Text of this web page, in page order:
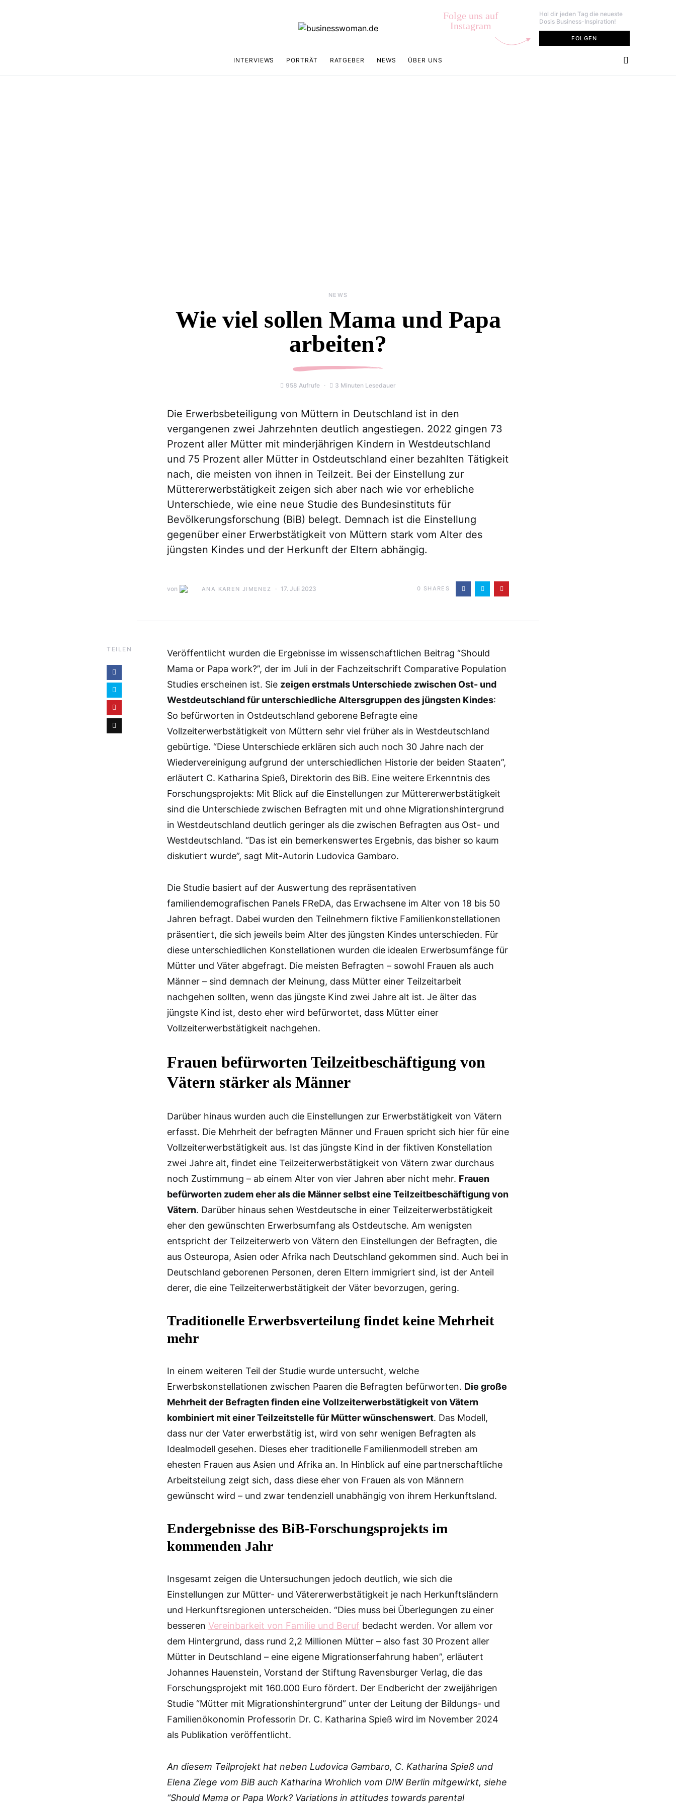
Folge uns auf
Instagram
Hol dir jeden Tag die neueste
Dosis Business-Inspiration!
FOLGEN
INTERVIEWS PORTRÄT RATGEBER NEWS ÜBER UNS
NEWS
Wie viel sollen Mama und Papa
arbeiten?
958 Aufrufe 3 Minuten Lesedauer
Die Erwerbsbeteiligung von Müttern in Deutschland ist in den
vergangenen zwei Jahrzehnten deutlich angestiegen. 2022 gingen 73
Prozent aller Mütter mit minderjährigen Kindern in Westdeutschland
und 75 Prozent aller Mütter in Ostdeutschland einer bezahlten Tätigkeit
nach, die meisten von ihnen in Teilzeit. Bei der Einstellung zur
Müttererwerbstätigkeit zeigen sich aber nach wie vor erhebliche
Unterschiede, wie eine neue Studie des Bundesinstituts für
Bevölkerungsforschung (BiB) belegt. Demnach ist die Einstellung
gegenüber einer Erwerbstätigkeit von Müttern stark vom Alter des
jüngsten Kindes und der Herkunft der Eltern abhängig.
von ANA KAREN JIMENEZ 17. Juli 2023 0 SHARES
TEILEN
Veröffentlicht wurden die Ergebnisse im wissenschaftlichen Beitrag “Should
Mama or Papa work?”, der im Juli in der Fachzeitschrift Comparative Population
Studies erscheinen ist. Sie zeigen erstmals Unterschiede zwischen Ost- und
Westdeutschland für unterschiedliche Altersgruppen des jüngsten Kindes:
So befürworten in Ostdeutschland geborene Befragte eine
Vollzeiterwerbstätigkeit von Müttern sehr viel früher als in Westdeutschland
gebürtige. “Diese Unterschiede erklären sich auch noch 30 Jahre nach der
Wiedervereinigung aufgrund der unterschiedlichen Historie der beiden Staaten”,
erläutert C. Katharina Spieß, Direktorin des BiB. Eine weitere Erkenntnis des
Forschungsprojekts: Mit Blick auf die Einstellungen zur Müttererwerbstätigkeit
sind die Unterschiede zwischen Befragten mit und ohne Migrationshintergrund
in Westdeutschland deutlich geringer als die zwischen Befragten aus Ost- und
Westdeutschland. “Das ist ein bemerkenswertes Ergebnis, das bisher so kaum
diskutiert wurde”, sagt Mit-Autorin Ludovica Gambaro.
Die Studie basiert auf der Auswertung des repräsentativen
familiendemografischen Panels FReDA, das Erwachsene im Alter von 18 bis 50
Jahren befragt. Dabei wurden den Teilnehmern fiktive Familienkonstellationen
präsentiert, die sich jeweils beim Alter des jüngsten Kindes unterschieden. Für
diese unterschiedlichen Konstellationen wurden die idealen Erwerbsumfänge für
Mütter und Väter abgefragt. Die meisten Befragten – sowohl Frauen als auch
Männer – sind demnach der Meinung, dass Mütter einer Teilzeitarbeit
nachgehen sollten, wenn das jüngste Kind zwei Jahre alt ist. Je älter das
jüngste Kind ist, desto eher wird befürwortet, dass Mütter einer
Vollzeiterwerbstätigkeit nachgehen.
Frauen befürworten Teilzeitbeschäftigung von
Vätern stärker als Männer
Darüber hinaus wurden auch die Einstellungen zur Erwerbstätigkeit von Vätern
erfasst. Die Mehrheit der befragten Männer und Frauen spricht sich hier für eine
Vollzeiterwerbstätigkeit aus. Ist das jüngste Kind in der fiktiven Konstellation
zwei Jahre alt, findet eine Teilzeiterwerbstätigkeit von Vätern zwar durchaus
noch Zustimmung – ab einem Alter von vier Jahren aber nicht mehr. Frauen
befürworten zudem eher als die Männer selbst eine Teilzeitbeschäftigung von
Vätern. Darüber hinaus sehen Westdeutsche in einer Teilzeiterwerbstätigkeit
eher den gewünschten Erwerbsumfang als Ostdeutsche. Am wenigsten
entspricht der Teilzeiterwerb von Vätern den Einstellungen der Befragten, die
aus Osteuropa, Asien oder Afrika nach Deutschland gekommen sind. Auch bei in
Deutschland geborenen Personen, deren Eltern immigriert sind, ist der Anteil
derer, die eine Teilzeiterwerbstätigkeit der Väter bevorzugen, gering.
Traditionelle Erwerbsverteilung findet keine Mehrheit
mehr
In einem weiteren Teil der Studie wurde untersucht, welche
Erwerbskonstellationen zwischen Paaren die Befragten befürworten. Die große
Mehrheit der Befragten finden eine Vollzeiterwerbstätigkeit von Vätern
kombiniert mit einer Teilzeitstelle für Mütter wünschenswert. Das Modell,
dass nur der Vater erwerbstätig ist, wird von sehr wenigen Befragten als
Idealmodell gesehen. Dieses eher traditionelle Familienmodell streben am
ehesten Frauen aus Asien und Afrika an. In Hinblick auf eine partnerschaftliche
Arbeitsteilung zeigt sich, dass diese eher von Frauen als von Männern
gewünscht wird – und zwar tendenziell unabhängig von ihrem Herkunftsland.
Endergebnisse des BiB-Forschungsprojekts im
kommenden Jahr
Insgesamt zeigen die Untersuchungen jedoch deutlich, wie sich die
Einstellungen zur Mütter- und Vätererwerbstätigkeit je nach Herkunftsländern
und Herkunftsregionen unterscheiden. “Dies muss bei Überlegungen zu einer
besseren Vereinbarkeit von Familie und Beruf bedacht werden. Vor allem vor
dem Hintergrund, dass rund 2,2 Millionen Mütter – also fast 30 Prozent aller
Mütter in Deutschland – eine eigene Migrationserfahrung haben”, erläutert
Johannes Hauenstein, Vorstand der Stiftung Ravensburger Verlag, die das
Forschungsprojekt mit 160.000 Euro fördert. Der Endbericht der zweijährigen
Studie “Mütter mit Migrationshintergrund” unter der Leitung der Bildungs- und
Familienökonomin Professorin Dr. C. Katharina Spieß wird im November 2024
als Publikation veröffentlicht.
An diesem Teilprojekt hat neben Ludovica Gambaro, C. Katharina Spieß und
Elena Ziege vom BiB auch Katharina Wrohlich vom DIW Berlin mitgewirkt, siehe
“Should Mama or Papa Work? Variations in attitudes towards parental